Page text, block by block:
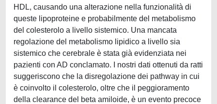
HDL, causando una alterazione nella funzionalità di
queste lipoproteine e probabilmente del metabolismo
del colesterolo a livello sistemico. Una mancata
regolazione del metabolismo lipidico a livello sia
sistemico che cerebrale è stata già evidenziata nei
pazienti con AD conclamato. I nostri dati ottenuti da ratti
suggeriscono che la disregolazione dei pathway in cui
è coinvolto il colesterolo, oltre che il peggioramento
della clearance del beta amiloide, è un evento precoce